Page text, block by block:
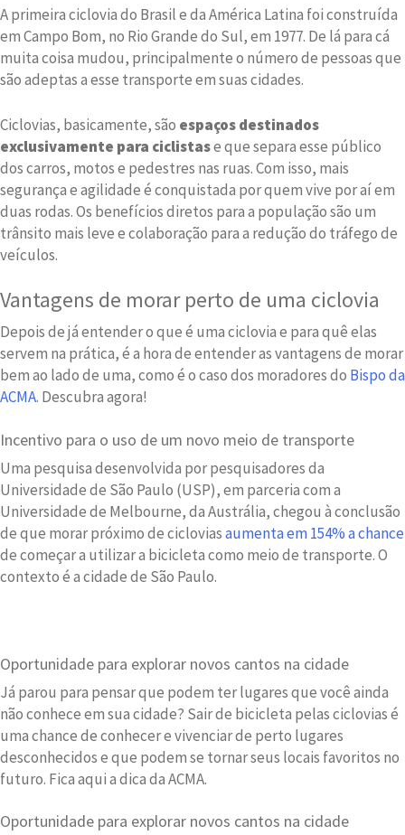
A primeira ciclovia do Brasil e da América Latina foi construída
em Campo Bom, no Rio Grande do Sul, em 1977. De lá para cá
muita coisa mudou, principalmente o número de pessoas que
são adeptas a esse transporte em suas cidades.
Ciclovias, basicamente, são espaços destinados
exclusivamente para ciclistase que separa esse público
dos carros, motos e pedestres nas ruas. Com isso, mais
segurança e agilidade é conquistada por quem vive por aí em
duas rodas. Os benefícios diretos para a população são um
trânsito mais leve e colaboração para a redução do tráfego de
veículos.
Vantagens de morar perto de uma ciclovia
Depois de já entender o que é uma ciclovia e para quê elas
servem na prática, é a hora de entender as vantagens de morar
bem ao lado de uma, como é o caso dos moradores do Bispo da
ACMA. Descubra agora!
Incentivo para o uso de um novo meio de transporte
Uma pesquisa desenvolvida por pesquisadores da
Universidade de São Paulo (USP), em parceria com a
Universidade de Melbourne, da Austrália, chegou à conclusão
de que morar próximo de cicloviasaumenta em 154% a chance
de começar a utilizar a bicicleta como meio de transporte. O
contexto é a cidade de São Paulo.
Oportunidade para explorar novos cantos na cidade
Já parou para pensar que podem ter lugares que você ainda
não conhece em sua cidade? Sair de bicicleta pelas ciclovias é
uma chance de conhecer e vivenciar de perto lugares
desconhecidos e que podem se tornar seus locais favoritos no
futuro. Fica aqui a dica da ACMA.
Oportunidade para explorar novos cantos na cidade